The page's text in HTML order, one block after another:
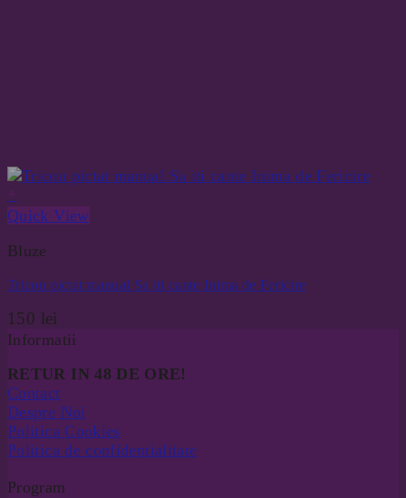
Quick View
Bluze
Tricou pictat manual Sa iti cante Inima de Fericire
150 lei
Informatii
RETUR IN 48 DE ORE!
Contact
Despre Noi
Politica Cookies
Politica de confidentialitate
Program